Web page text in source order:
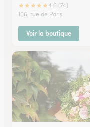
★★★★★4.6 (74)
106, rue de Paris
Voir la boutique